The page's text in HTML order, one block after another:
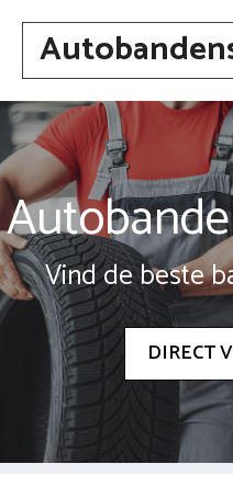
Spring
inhoud
Vind de beste
DIRECT